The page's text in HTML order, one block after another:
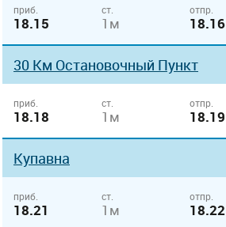
приб.
18.15
ст.
1м
отпр.
18.16
30 Км Остановочный Пункт
приб.
18.18
ст.
1м
отпр.
18.19
Купавна
приб.
18.21
ст.
1м
отпр.
18.22